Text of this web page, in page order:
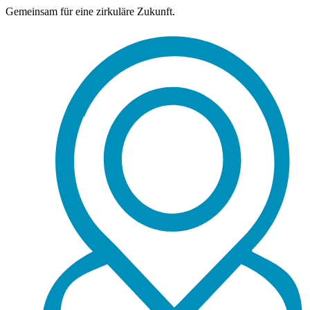
Gemeinsam für eine zirkuläre Zukunft.